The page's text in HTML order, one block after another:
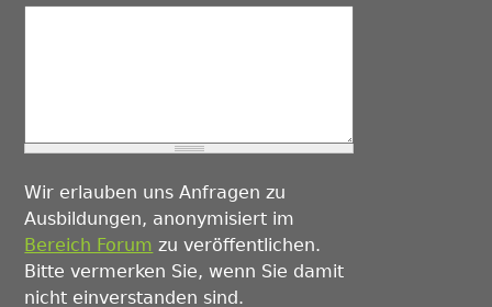
Wir erlauben uns Anfragen zu
Ausbildungen, anonymisiert im
Bereich Forum zu veröffentlichen.
Bitte vermerken Sie, wenn Sie damit
nicht einverstanden sind.